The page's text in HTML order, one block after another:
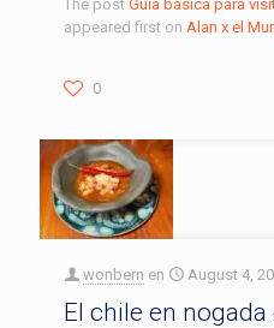
The post Guía básica para
appeared first on Alan x el
0
wonbern en August 4,
El chile en nogada